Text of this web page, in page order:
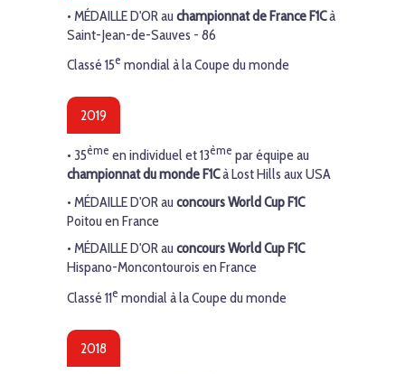
• MÉDAILLE D'OR au championnat de France F1Cà
Saint-Jean-de-Sauves - 86
Classé 15e mondial à la Coupe du monde
2019
• 35ème en individuel et 13ème par équipe au
championnat du monde F1Cà Lost Hills aux USA
• MÉDAILLED'OR au concours World Cup F1C
Poitou en France
• MÉDAILLED'ORau concours World Cup F1C
Hispano-Moncontourois en France
Classé 11e mondial à la Coupe du monde
2018